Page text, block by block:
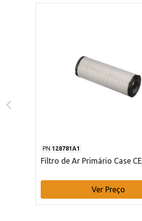
PN 128781A1
Filtro de Ar Primário Case CE
Ver Preço